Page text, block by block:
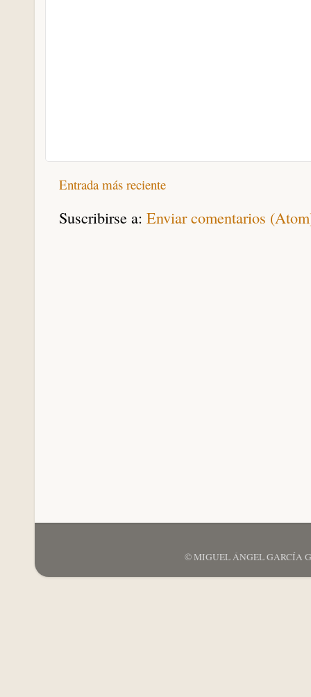
Entrada más reciente
Suscribirse a: Enviar comentarios
© MIGUEL ÁNGEL GARCÍA